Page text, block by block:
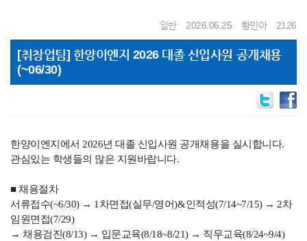
일반 2026.06.25 황민아 2126
[취창업팀] 한양이엔지 2026 대졸 신입사원 공개채용
(~06/30)
한양이엔지에서 2026년 대졸 신입사원 공개채용을 실시합니다.
관심있는 학생들의 많은 지원바랍니다.
■ 채용절차
서류접수(~6/30) → 1차면접(실무/영어)&인적성(7/14~7/15) → 2차
임원면접(7/29)
→ 채용검진(8/13) → 입문교육(8/18~8/21) → 직무교육(8/24~9/4)